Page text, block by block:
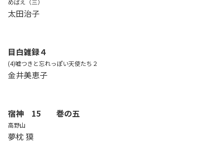
めばえ（三）
太田治子
目白雑録４
(4)嘘つきと忘れっぽい天使たち２
金井美恵子
宿神 15 巻の五
高野山
夢枕 獏